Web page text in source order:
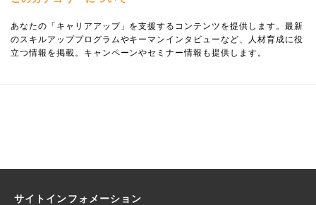
あなたの「キャリアアップ」を支援するコンテンツを提供します。最新
のスキルアッププログラムやキーマンインタビューなど、人材育成に役
立つ情報を掲載。キャンペーンやセミナー情報も提供します。
サイトインフォメーション